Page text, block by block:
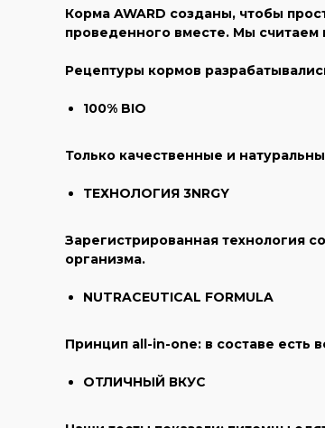
Корма AWARD созданы, чтобы
проведенного вместе. Мы
Рецептуры кормов
100% BIO
Только качественные и
ТЕХНОЛОГИЯ 3NRGY
Зарегистрированная технология
организма.
NUTRACEUTICAL FORMULA
Принцип all-in-one: в составе есть
ОТЛИЧНЫЙ ВКУС